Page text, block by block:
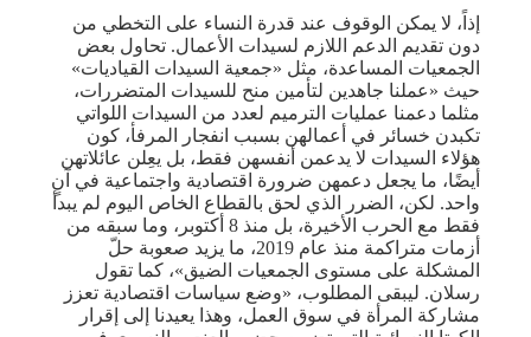
إذاً، لا يمكن الوقوف عند قدرة النساء على التخطي من
دون تقديم الدعم اللازم لسيدات الأعمال. تحاول بعض
الجمعيات المساعدة، مثل «جمعية السيدات القياديات»
حيث «عملنا جاهدين لتأمين منح للسيدات المتضررات،
مثلما دعمنا عمليات الترميم لعدد من السيدات اللواتي
تكبدن خسائر في أعمالهن بسبب انفجار المرفأ، كون
هؤلاء السيدات لا يدعمن أنفسهن فقط، بل يعِلن عائلاتهن
أيضًا، ما يجعل دعمهن ضرورة اقتصادية واجتماعية في آنٍ
واحد. لكن، الضرر الذي لحق بالقطاع الخاص اليوم لم يبدأ
فقط مع الحرب الأخيرة، بل منذ 8 أكتوبر، وما سبقه من
أزمات متراكمة منذ عام 2019، ما يزيد صعوبة حلّ
المشكلة على مستوى الجمعيات الضيق»، كما تقول
رسلان. ليبقى المطلوب، «وضع سياسات اقتصادية تعزز
مشاركة المرأة في سوق العمل، وهذا يعيدنا إلى إقرار